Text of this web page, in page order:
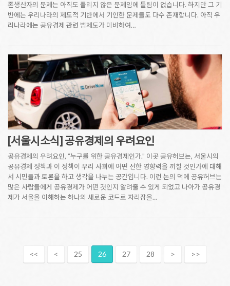
존생산자의 문제는 아직도 풀리지 않은 문제임에 틀림이 없습니다. 하지만 그 기
반에는 우리나라의 제도적 기반에서 기인한 문제들도 다수 존재합니다. 아직 우
리나라에는 공유경제 관련 법제도가 미비하여…
[서울시소식] 공유경제의 우려요인
공유경제의 우려요인, “누구를 위한 공유경제인가.” 이곳 공유허브는, 서울시의
공유경제 정책과 이 정책이 우리 사회에 어떤 선한 영향력을 끼칠 것인가에 대해
서 시민들과 토론을 하고 생각을 나누는 공간입니다. 이런 논의 덕에 공유허브는
많은 사람들에게 공유경제가 어떤 것인지 알려줄 수 있게 되었고 나아가 공유경
제가 서울을 이해하는 하나의 새로운 코드로 자리잡을…
<< < 25 26 27 28 > >>